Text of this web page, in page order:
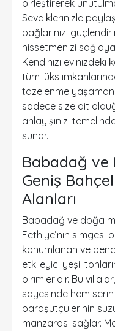
birleştirerek
Sevdiklerinizle
bağlarınızı
hissetmenizi
Kendinizi evinizdeki
tüm lüks
tazelenme
sadece size ait
anlayışınızı
sunar.
Babadağ ve
Geniş
Alanları
Babadağ ve doğa
Fethiye’nin simgesi
konumlanan ve
etkileyici yeşil
birimleridir. Bu
sayesinde hem
paraşütçülerinin
manzarası sağlar.